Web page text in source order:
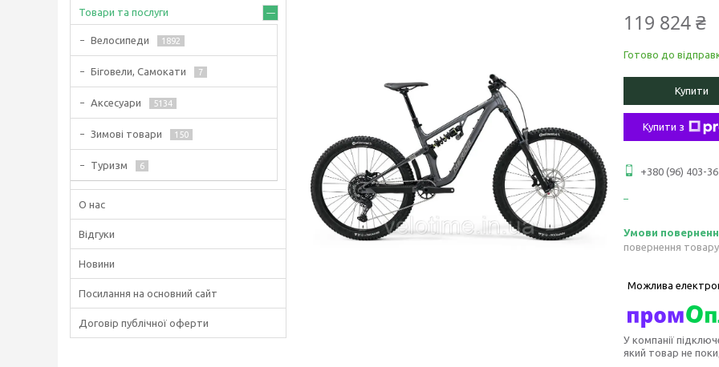
119 824 ₴
Готово до
Купити
Купити з
+380 (96) 403-
повернення
У компанії
який товар не
Товари та послуги
Велосипеди 1892
Біговели, Самокати 7
Аксесуари 5134
Зимові товари 150
Туризм 6
О нас
Відгуки
Новини
Посилання на основний сайт
Договір публічної оферти